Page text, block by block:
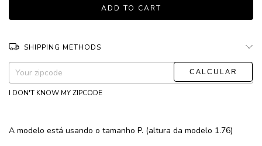
SHIPPING METHODS
Shipping for zipcode:
CHANGE ZIPCODE
I DON'T KNOW MY ZIPCODE
A modelo está usando o tamanho P. (altura da modelo 1.76)